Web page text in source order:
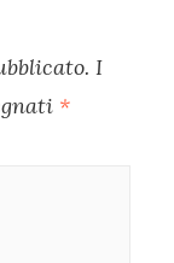
I
*